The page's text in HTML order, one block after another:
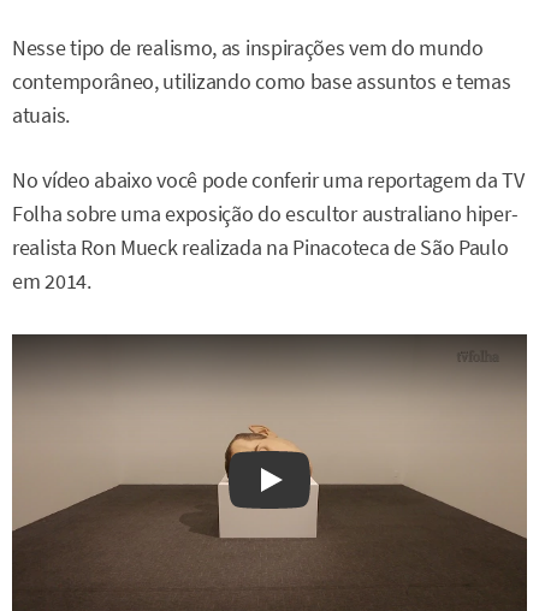
Nesse tipo de realismo, as inspirações vem do mundo
contemporâneo, utilizando como base assuntos e temas
atuais.
No vídeo abaixo você pode conferir uma reportagem da TV
Folha sobre uma exposição do escultor australiano hiper-
realista Ron Mueck realizada na Pinacoteca de São Paulo
em 2014.
Watch on YouTube